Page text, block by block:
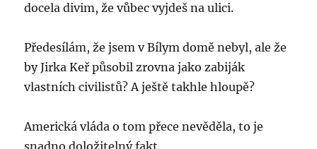
docela divim, že vůbec vyjdeš na ulici.
Předesílám, že jsem v Bílym domě nebyl, ale že
by Jirka Keř působil zrovna jako zabiják
vlastních civilistů? A ještě takhle hloupě?
Americká vláda o tom přece nevěděla, to je